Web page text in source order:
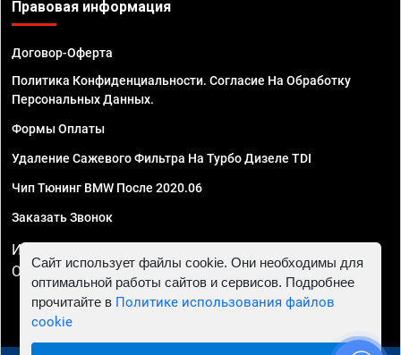
Правовая информация
Договор-Оферта
Политика Конфиденциальности. Согласие На Обработку
Персональных Данных.
Формы Оплаты
Удаление Сажевого Фильтра На Турбо Дизеле TDI
Чип Тюнинг BMW После 2020.06
Заказать Звонок
ИП Смирнов Георгий Павлович. ИНН 781302555843,
ОГРНИП 324470400032610
Сайт использует файлы cookie. Они необходимы для
оптимальной работы сайтов и сервисов. Подробнее
прочитайте в Политике использования файлов
cookie